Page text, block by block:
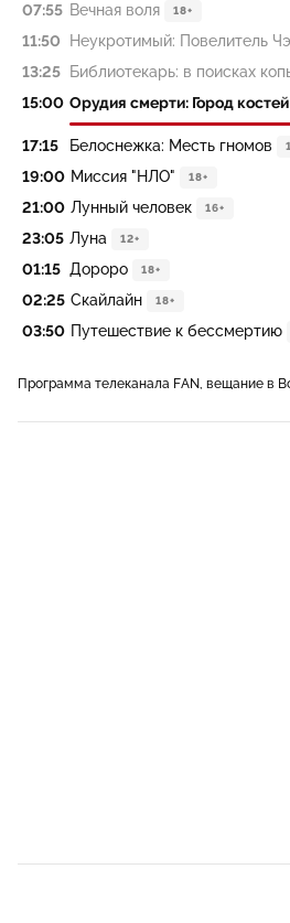
07:55 Вечная воля 18+
11:50 Неукротимый: Повелитель
13:25 Библиотекарь: в поисках
15:00 Орудия смерти: Город костей
17:15 Белоснежка: Месть гномов
19:00 Миссия "НЛО" 18+
21:00 Лунный человек 16+
23:05 Луна 12+
01:15 Дороро 18+
02:25 Скайлайн 18+
03:50 Путешествие к бессмертию
Программа телеканала FAN, вещание в